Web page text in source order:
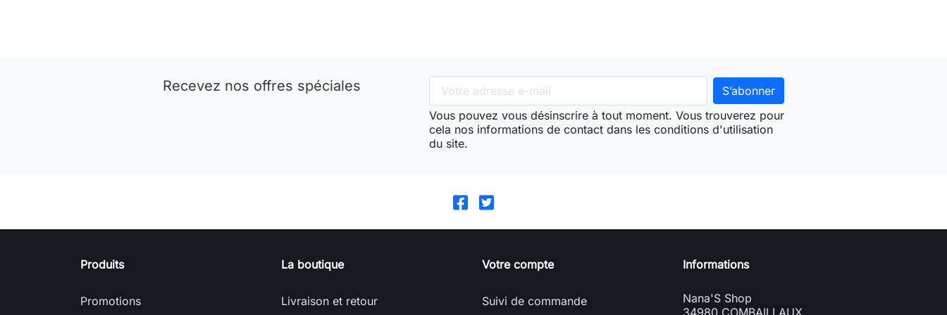
Recevez nos offres spéciales
Vous pouvez vous désinscrire à tout moment. Vous trouverez pour
cela nos informations de contact dans les conditions d'utilisation
du site.
Produits
Promotions
La boutique
Livraison et retour
Votre compte
Suivi de commande
Informations
Nana'S Shop
34980 COMBAILLAUX